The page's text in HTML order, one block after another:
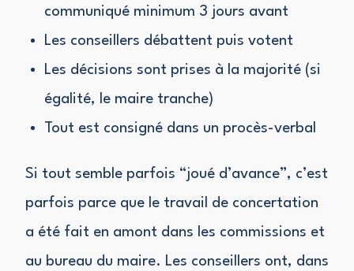
communiqué minimum 3 jours avant
Les conseillers débattent puis votent
Les décisions sont prises à la majorité (si
égalité, le maire tranche)
Tout est consigné dans un procès-verbal
Si tout semble parfois “joué d’avance”, c’est
parfois parce que le travail de concertation
a été fait en amont dans les commissions et
au bureau du maire. Les conseillers ont, dans